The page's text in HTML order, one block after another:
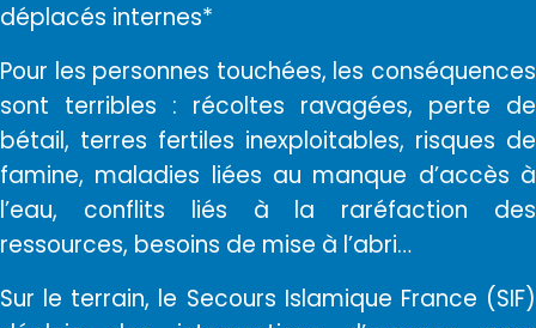
déplacés internes*
Pour les personnes touchées, les conséquences
sont terribles : récoltes ravagées, perte de
bétail, terres fertiles inexploitables, risques de
famine, maladies liées au manque d’accès à
l’eau, conflits liés à la raréfaction des
ressources, besoins de mise à l’abri…
Sur le terrain, le Secours Islamique France (SIF)